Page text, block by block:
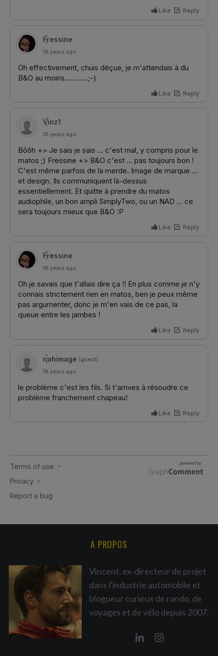
A PROPOS
Vincent, ex-directeur de projet
dans l'industrie automobile et
blogueur curieux de rando, de
voyages et de vélo depuis 2007.